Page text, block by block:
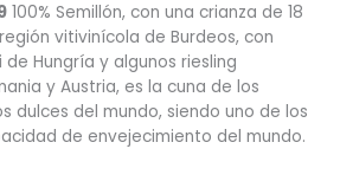
100% Semillón, con una crianza de 18
vitivinícola de Burdeos, con
Hungría y algunos riesling
y Austria, es la cuna de los
dulces del mundo, siendo uno de los
de envejecimiento del mundo.